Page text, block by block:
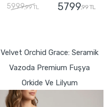
5999,99 TL 5799,99 TL
Velvet Orchid Grace: Seramik
Vazoda Premium Fuşya
Orkide Ve Lilyum